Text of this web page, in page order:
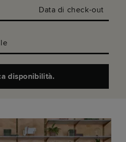
Data di check-out
disponibilità.